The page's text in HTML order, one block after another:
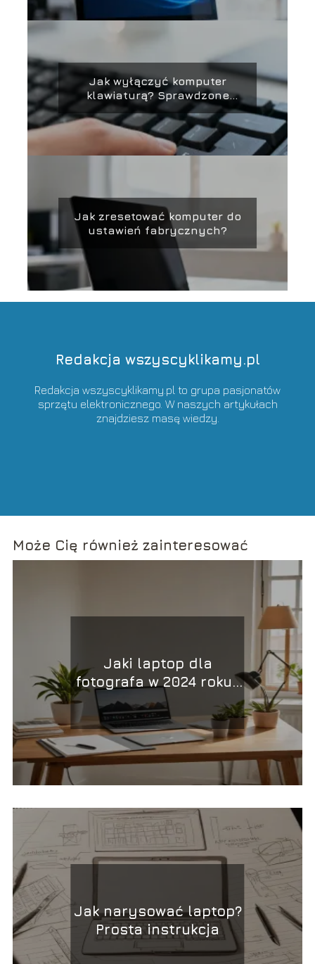
Jak wyłączyć komputer
klawiaturą? Sprawdzone
sposoby
Jak zresetować komputer do
ustawień fabrycznych?
Redakcja wszyscyklikamy.pl
Redakcja wszyscyklikamy.pl to grupa pasjonatów
sprzętu elektronicznego. W naszych artykułach
znajdziesz masę wiedzy.
Może Cię również zainteresować
Jaki laptop dla
fotografa w 2024 roku?
Najlepsze modele
Jak narysować laptop?
Prosta instrukcja